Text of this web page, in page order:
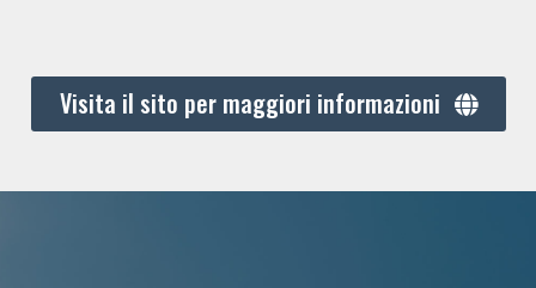
Visita il sito per maggiori informazioni